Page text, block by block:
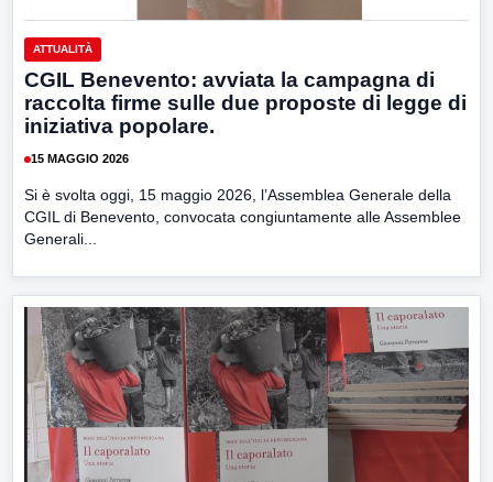
ATTUALITÀ
CGIL Benevento: avviata la campagna di
raccolta firme sulle due proposte di legge di
iniziativa popolare.
15 MAGGIO 2026
Si è svolta oggi, 15 maggio 2026, l’Assemblea Generale della
CGIL di Benevento, convocata congiuntamente alle Assemblee
Generali...